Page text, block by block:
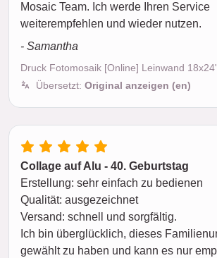
Mosaic Team. Ich werde Ihren Service
weiterempfehlen und wieder nutzen.
- Samantha
Druck Fotomosaik [Online] Leinwand
Übersetzt: Original anzeigen (en)
Collage auf Alu - 40. Geburtstag
Erstellung: sehr einfach zu bedienen
Qualität: ausgezeichnet
Versand: schnell und sorgfältig.
Ich bin überglücklich, dieses
gewählt zu haben und kann es nur